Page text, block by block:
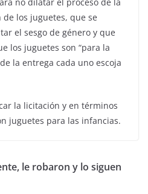
no dilatar el proceso de la
los juguetes, que se
el sesgo de género y que
los juguetes son “para la
la entrega cada uno escoja
la licitación y en términos
juguetes para las infancias.
le robaron y lo siguen